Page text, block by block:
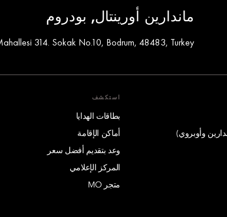
ماندارين أورينتال, بودروم
314. Sokak No.10, Bodrum, 48483, Turkey
استكشف
بطاقات الهدايا
أماكن الإقامة
وعد بتقديم أفضل سعر
المركز الإعلامي
متجر MO